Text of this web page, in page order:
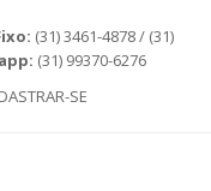
(31) 3461-4878 / (31)
(31) 99370-6276
SE